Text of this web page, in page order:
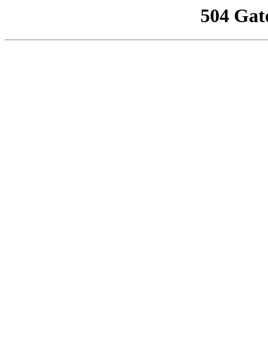
504